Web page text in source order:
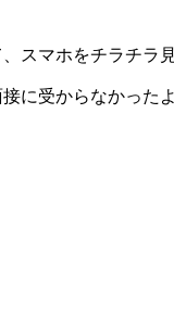
スマホをチラチラ
に受からなかった